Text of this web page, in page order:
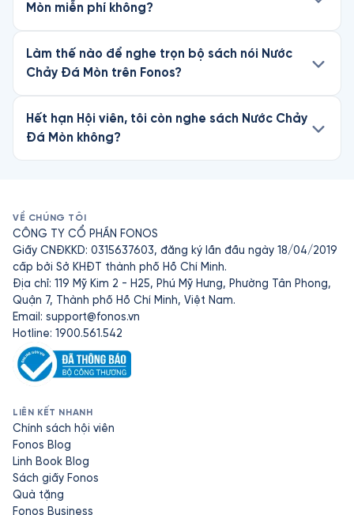
Mòn miễn phí không?
Làm thế nào để nghe trọn bộ sách nói Nước
Chảy Đá Mòn trên Fonos?
Hết hạn Hội viên, tôi còn nghe sách Nước Chảy
Đá Mòn không?
VỀ CHÚNG TÔI
CÔNG TY CỔ PHẦN FONOS
Giấy CNĐKKD: 0315637603, đăng ký lần đầu ngày 18/04/2019
cấp bởi Sở KHĐT thành phố Hồ Chí Minh.
Địa chỉ: 119 Mỹ Kim 2 - H25, Phú Mỹ Hưng, Phường Tân Phong,
Quận 7, Thành phố Hồ Chí Minh, Việt Nam.
Email: support@fonos.vn
Hotline: 1900.561.542
LIÊN KẾT NHANH
Chính sách hội viên
Fonos Blog
Linh Book Blog
Sách giấy Fonos
Quà tặng
Fonos Business